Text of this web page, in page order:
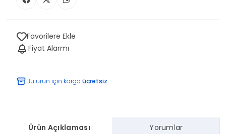
Favorilere Ekle
Fiyat Alarmı
Bu ürün için kargo ücretsiz.
Ürün Açıklaması Yorumlar